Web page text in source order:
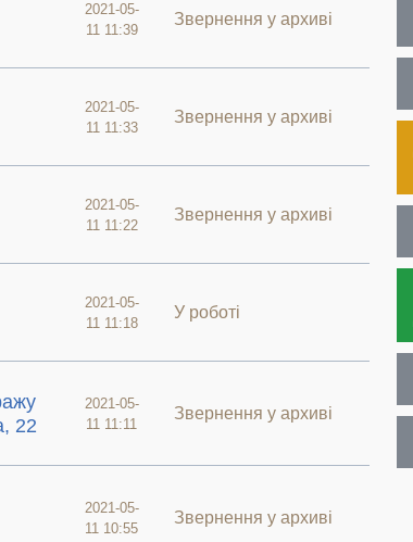
2021-05-
11 11:39
Звернення у архиві
2021-05-
11 11:33
Звернення у архиві
2021-05-
11 11:22
Звернення у архиві
2021-05-
11 11:18
У роботі
22
2021-05-
11 11:11
Звернення у архиві
2021-05-
11 10:55
Звернення у архиві